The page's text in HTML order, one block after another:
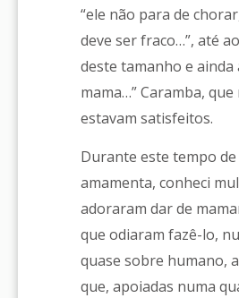
“ele não para de
deve ser fraco…”, até
deste tamanho e ainda
mama…” Caramba, que
estavam satisfeitos.
Durante este tempo de
amamenta, conheci
adoraram dar de
que odiaram fazê-lo,
quase sobre humano,
que, apoiadas numa